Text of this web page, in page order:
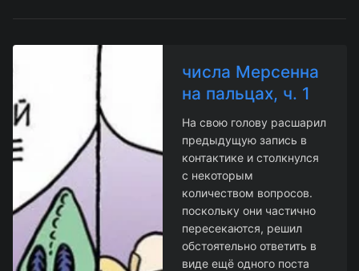
числа Мерсенна
на пальцах, ч. 1
На свою голову расшарил
предыдущую запись в
контактике и столкнулся
с некоторым
количеством вопросов.
поскольку они частично
пересекаются, решил
обстоятельно ответить в
виде ещё одного поста